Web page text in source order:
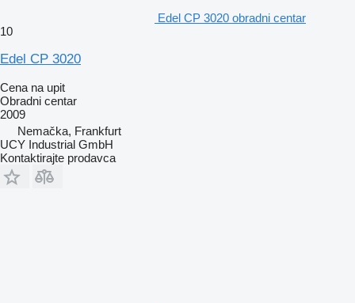
Edel CP 3020 obradni centar
10
Edel CP 3020
Cena na upit
Obradni centar
2009
Nemačka, Frankfurt
UCY Industrial GmbH
Kontaktirajte prodavca